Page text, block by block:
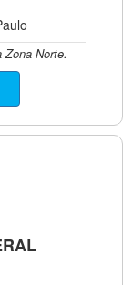
Norte.